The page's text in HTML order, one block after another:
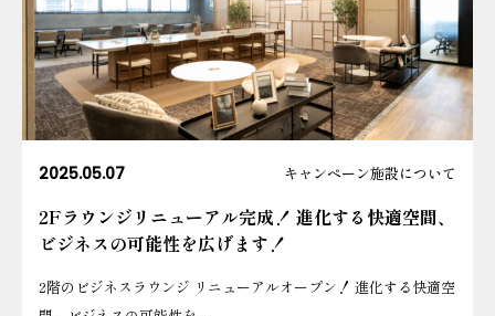
2025.05.07 キャンペーン施設について
2Fラウンジリニューアル完成！ 進化する快適空間、
ビジネスの可能性を広げます！
2階のビジネスラウンジ リニューアルオープン！ 進化する快適空